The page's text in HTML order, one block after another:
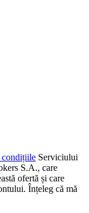
condițiile Serviciului
S.A., care
ofertă și care
Înțeleg că mă